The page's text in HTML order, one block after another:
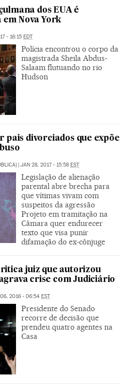
dos EUA é
Nova York
- 16:15 EDT
Polícia encontrou o corpo da
magistrada Sheila Abdus-
Salaam flutuando no rio
Hudson
pais divorciados que expõe
| JAN 28, 2017 - 15:58 EST
Legislação de alienação
parental abre brecha para
que vítimas vivam com
suspeitos da agressão
Projeto em tramitação na
Câmara quer endurecer
texto que visa punir
difamação do ex-cônjuge
juiz que autorizou
crise com Judiciário
06, 2016 - 06:54 EST
Presidente do Senado
recorre de decisão que
prendeu quatro agentes na
Casa